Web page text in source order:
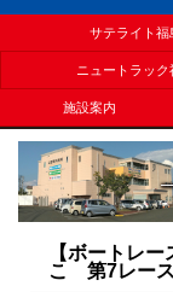
サテライト福
ニュートラック
施設案内
【ボートレ
こ 第7レース